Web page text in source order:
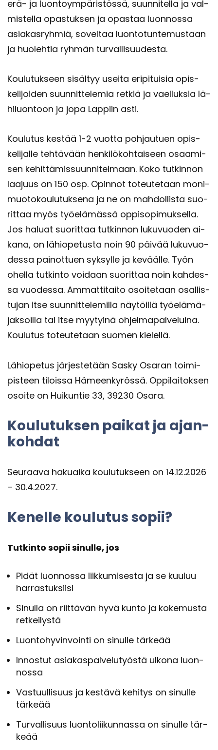
erä- ja luon­to­ym­pä­ris­tös­sä, suun­ni­tel­la ja val­
mis­tel­la opas­tuk­sen ja opas­taa luon­nos­sa
asia­kas­ryh­miä, so­vel­taa luon­to­tun­te­mus­taan
ja huo­leh­tia ryh­män tur­val­li­suu­des­ta.
Kou­lu­tuk­seen si­säl­tyy usei­ta eri­pi­tui­sia opis­
ke­li­joi­den suun­nit­te­le­mia ret­kiä ja vael­luk­sia lä­
hi­luon­toon ja jopa Lap­piin asti.
Kou­lu­tus kes­tää 1-2 vuot­ta poh­jau­tuen opis­
ke­li­jal­le teh­tä­vään hen­ki­lö­koh­tai­seen osaa­mi­
sen ke­hit­tä­mis­suun­ni­tel­maan. Koko tut­kin­non
laa­juus on 150 osp. Opin­not to­teu­te­taan mo­ni­
muo­to­kou­lu­tuk­se­na ja ne on mah­dol­lis­ta suo­
rit­taa myös työ­elä­mäs­sä op­pi­so­pi­muk­sel­la.
Jos ha­luat suo­rit­taa tut­kin­non lu­ku­vuo­den ai­
ka­na, on lä­hio­pe­tus­ta noin 90 päi­vää lu­ku­vuo­
des­sa pai­not­tuen syk­syl­le ja ke­vääl­le. Työn
ohel­la tut­kin­to voi­daan suo­rit­taa noin kah­des­
sa vuo­des­sa. Am­mat­ti­tai­to osoi­te­taan osal­lis­
tu­jan itse suun­nit­te­le­mil­la näy­töil­lä työ­elä­mä­
jak­soil­la tai itse myy­tyi­nä oh­jel­ma­pal­ve­lui­na.
Kou­lu­tus to­teu­te­taan suo­men kie­lel­lä.
Lä­hio­pe­tus jär­jes­te­tään Sasky Osa­ran toi­mi­
pis­teen ti­lois­sa Hä­meen­ky­rös­sä. Op­pi­lai­tok­sen
osoi­te on Hui­kun­tie 33, 39230 Osara.
Kou­lu­tuk­sen pai­kat ja ajan­
koh­dat
Seu­raa­va ha­kuai­ka kou­lu­tuk­seen on 14.12.2026
– 30.4.2027.
Ke­nel­le kou­lu­tus sopii?
Tut­kin­to sopii si­nul­le, jos
Pidät luon­nos­sa liik­ku­mi­ses­ta ja se kuu­luu
har­ras­tuk­sii­si
Si­nul­la on riit­tä­vän hyvä kunto ja ko­ke­mus­ta
ret­kei­lys­tä
Luon­to­hy­vin­voin­ti on si­nul­le tär­ke­ää
In­nos­tut asia­kas­pal­ve­lu­työs­tä ul­ko­na luon­
nos­sa
Vas­tuul­li­suus ja kes­tä­vä ke­hi­tys on si­nul­le
tär­ke­ää
Tur­val­li­suus luon­to­lii­kun­nas­sa on si­nul­le tär­
ke­ää